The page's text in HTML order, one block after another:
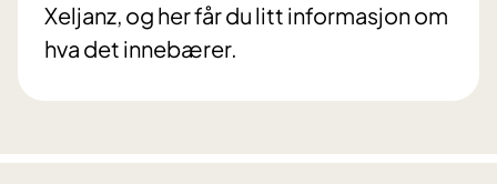
Xeljanz, og her får du litt informasjon om
hva det innebærer.